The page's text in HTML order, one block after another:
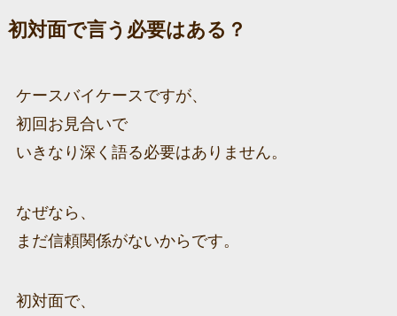
初対面で言う必要はある？
ケースバイケースですが、
初回お見合いで
いきなり深く語る必要はありません。
なぜなら、
まだ信頼関係がないからです。
初対面で、